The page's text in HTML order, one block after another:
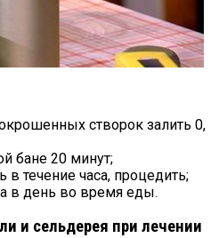
створок залить 0,
бане 20 минут;
в течение часа, процедить;
в день во время еды.
и сельдерея при лечении